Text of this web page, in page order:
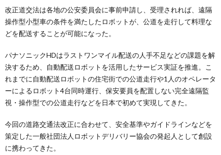
改正道交法は各地の公安委員会に事前申請し、受理されれば、遠隔
操作型小型車の条件を満たしたロボットが、公道を走行して料理な
どを配送することが可能になった。
パナソニックHDはラストワンマイル配送の人手不足などの課題を解
決するため、自動配送ロボットを活用したサービス実証を推進。こ
れまでに自動配送ロボットの住宅街での公道走行や1人のオペレータ
ーによるロボット4台同時運行、保安要員を配置しない完全遠隔監
視・操作型での公道走行などを日本で初めて実現してきた。
今回の道路交通法改正に合わせて、安全基準やガイドラインなどを
策定した一般社団法人ロボットデリバリー協会の発起人として創設
に携わってきた。